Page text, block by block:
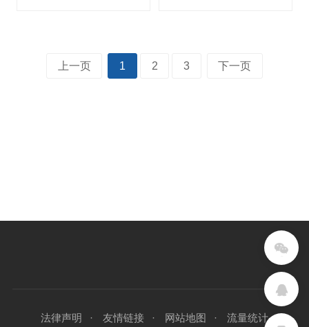
上一页 1 2 3 下一页
法律声明 友情链接 网站地图 流量统计